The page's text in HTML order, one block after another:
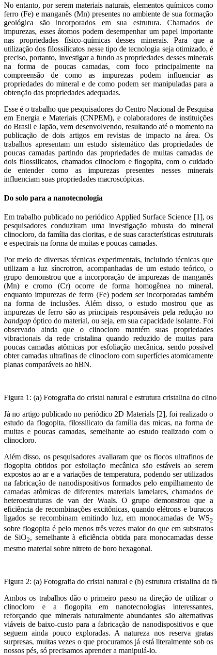
No entanto, por serem materiais naturais, elementos químicos como
ferro (Fe) e manganês (Mn) presentes no ambiente de sua formação
geológica são incorporados em sua estrutura. Chamados de
impurezas, esses átomos podem desempenhar um papel importante
nas propriedades físico-químicas desses minerais. Para que a
utilização dos filossilicatos nesse tipo de tecnologia seja otimizado, é
preciso, portanto, investigar a fundo as propriedades desses minerais
na forma de poucas camadas, com foco principalmente na
compreensão de como as impurezas podem influenciar as
propriedades do mineral e de como podem ser manipuladas para a
obtenção das propriedades adequadas.
Esse é o trabalho que pesquisadores do Centro Nacional de Pesquisa
em Energia e Materiais (CNPEM), e colaboradores de instituições
do Brasil e Japão, vem desenvolvendo, resultando até o momento na
publicação de dois artigos em revistas de impacto na área. Os
trabalhos apresentam um estudo sistemático das propriedades de
poucas camadas partindo das propriedades de muitas camadas de
dois filossilicatos, chamados clinocloro e flogopita, com o cuidado
de entender como as impurezas presentes nesses minerais
influenciam suas propriedades macroscópicas.
Do solo para a nanotecnologia
Em trabalho publicado no periódico Applied Surface Science [1], os
pesquisadores conduziram uma investigação robusta do mineral
clinocloro, da família das cloritas, e de suas características estruturais
e espectrais na forma de muitas e poucas camadas.
Por meio de diversas técnicas experimentais, incluindo técnicas que
utilizam a luz síncrotron, acompanhadas de um estudo teórico, o
grupo demonstrou que a incorporação de impurezas de manganês
(Mn) e cromo (Cr) ocorre de forma homogênea no mineral,
enquanto impurezas de ferro (Fe) podem ser incorporadas também
na forma de inclusões. Além disso, o estudo mostrou que as
impurezas de ferro são as principais responsáveis pela redução no
bandgap óptico do material, ou seja, em sua capacidade isolante. Foi
observado ainda que o clinocloro mantém suas propriedades
vibracionais da rede cristalina quando reduzido de muitas para
poucas camadas atômicas por esfoliação mecânica, sendo possível
obter camadas ultrafinas de clinocloro com superfícies atomicamente
planas comparáveis ao hBN.
Figura 1: (a) Fotografia do cristal natural e estrutura cristalina do
Já no artigo publicado no periódico 2D Materials [2], foi realizado o
estudo da flogopita, filossilicato da família das micas, na forma de
muitas e poucas camadas, semelhante ao estudo realizado com o
clinocloro.
Além disso, os pesquisadores avaliaram que os flocos ultrafinos de
flogopita obtidos por esfoliação mecânica são estáveis ​​ao serem
expostos ao ar e a variações de temperatura, podendo ser utilizados
na fabricação de nanodispositivos formados pelo empilhamento de
camadas atômicas de diferentes materiais lamelares, chamados de
heteroestruturas de van der Waals. O grupo demonstrou que a
eficiência de recombinações excitônicas, quando elétrons e buracos
ligados se recombinam emitindo luz, em monocamadas de WS2
sobre flogopita é pelo menos três vezes maior do que em substratos
de SiO2, semelhante à eficiência obtida para monocamadas desse
mesmo material sobre nitreto de boro hexagonal.
Figura 2: (a) Fotografia do cristal natural e (b) estrutura cristalina da
Ambos os trabalhos dão o primeiro passo na direção de utilizar o
clinocloro e a flogopita em nanotecnologias interessantes,
reforçando que minerais naturalmente abundantes são alternativas
viáveis de baixo-custo para a fabricação de nanodispositivos e que
seguem ainda pouco exploradas. A natureza nos reserva gratas
surpresas, muitas vezes o que procuramos já está literalmente sob os
nossos pés, só precisamos aprender a manipulá-lo.